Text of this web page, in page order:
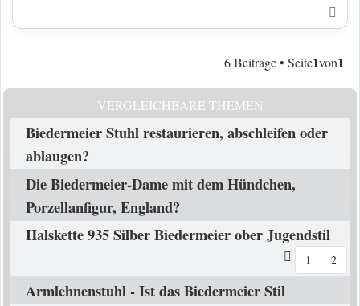
6 Beiträge • Seite1von1
VERGLEICHBARE THEMEN
Biedermeier Stuhl restaurieren, abschleifen oder
ablaugen?
Die Biedermeier-Dame mit dem Hündchen,
Porzellanfigur, England?
Halskette 935 Silber Biedermeier ober Jugendstil
1 2
Armlehnenstuhl - Ist das Biedermeier Stil